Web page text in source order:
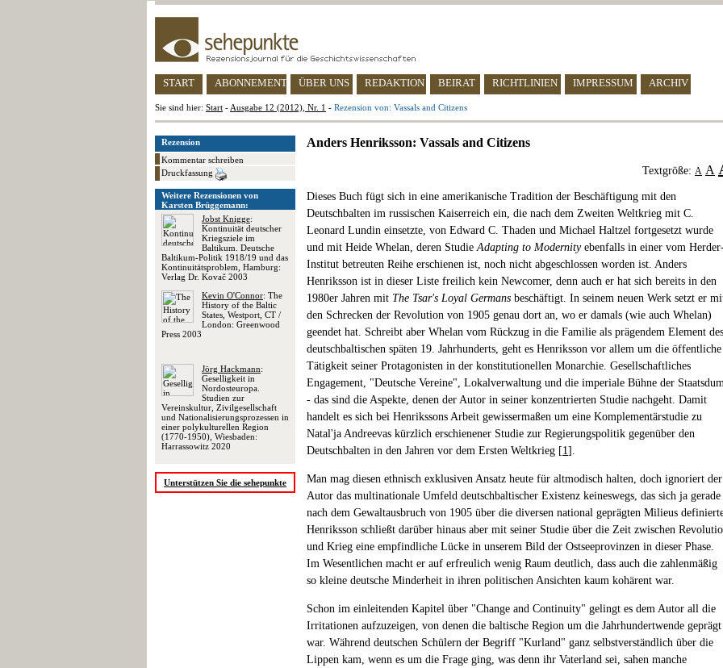
START ABONNEMENT ÜBER UNS REDAKTION BEIRAT RICHTLINIEN IMPRESSUM ARCHIV
Sie sind hier: Start - Ausgabe 12 (2012), Nr. 1 - Rezension von: Vassals and Citizens
Rezension
Kommentar schreiben
Druckfassung
Weitere Rezensionen von
Karsten Brüggemann:
Jobst Knigge:
Kontinuität deutscher
Kriegsziele im
Baltikum. Deutsche
Baltikum-Politik 1918/19 und das
Kontinuitätsproblem, Hamburg:
Verlag Dr. Kovač 2003
Kevin O'Connor: The
History of the Baltic
States, Westport, CT /
London: Greenwood
Press 2003
Jörg Hackmann:
Geselligkeit in
Nordosteuropa.
Studien zur
Vereinskultur, Zivilgesellschaft
und Nationalisierungsprozessen in
einer polykulturellen Region
(1770-1950), Wiesbaden:
Harrassowitz 2020
Unterstützen Sie die sehepunkte
Anders Henriksson: Vassals and Citizens
Textgröße: A A
Dieses Buch fügt sich in eine amerikanische Tradition der Beschäftigung mit den
Deutschbalten im russischen Kaiserreich ein, die nach dem Zweiten Weltkrieg mit C.
Leonard Lundin einsetzte, von Edward C. Thaden und Michael Haltzel fortgesetzt wurde
und mit Heide Whelan, deren StudieAdapting to Modernityebenfalls in einer vom
Institut betreuten Reihe erschienen ist, noch nicht abgeschlossen worden ist. Anders
Henriksson ist in dieser Liste freilich kein Newcomer, denn auch er hat sich bereits in den
1980er Jahren mit The Tsar's Loyal Germans beschäftigt. In seinem neuen Werk setzt er
den Schrecken der Revolution von 1905 genau dort an, wo er damals (wie auch Whelan)
geendet hat. Schreibt aber Whelan vom Rückzug in die Familie als prägendem Element des
deutschbaltischen späten 19. Jahrhunderts, geht es Henriksson vor allem um die öffentliche
Tätigkeit seiner Protagonisten in der konstitutionellen Monarchie. Gesellschaftliches
Engagement, "Deutsche Vereine", Lokalverwaltung und die imperiale Bühne der
- das sind die Aspekte, denen der Autor in seiner konzentrierten Studie nachgeht. Damit
handelt es sich bei Henrikssons Arbeit gewissermaßen um eine Komplementärstudie zu
Natal'ja Andreevas kürzlich erschienener Studie zur Regierungspolitik gegenüber den
Deutschbalten in den Jahren vor dem Ersten Weltkrieg [1].
Man mag diesen ethnisch exklusiven Ansatz heute für altmodisch halten, doch ignoriert der
Autor das multinationale Umfeld deutschbaltischer Existenz keineswegs, das sich ja gerade
nach dem Gewaltausbruch von 1905 über die diversen national geprägten Milieus
Henriksson schließt darüber hinaus aber mit seiner Studie über die Zeit zwischen
und Krieg eine empfindliche Lücke in unserem Bild der Ostseeprovinzen in dieser Phase.
Im Wesentlichen macht er auf erfreulich wenig Raum deutlich, dass auch die zahlenmäßig
so kleine deutsche Minderheit in ihren politischen Ansichten kaum kohärent war.
Schon im einleitenden Kapitel über "Change and Continuity" gelingt es dem Autor all die
Irritationen aufzuzeigen, von denen die baltische Region um die Jahrhundertwende geprägt
war. Während deutschen Schülern der Begriff "Kurland" ganz selbstverständlich über die
Lippen kam, wenn es um die Frage ging, was denn ihr Vaterland sei, sahen manche